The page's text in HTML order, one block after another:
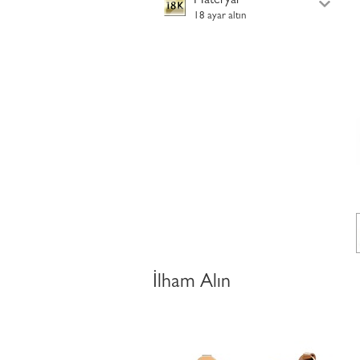
18 ayar altın
İlham Alın